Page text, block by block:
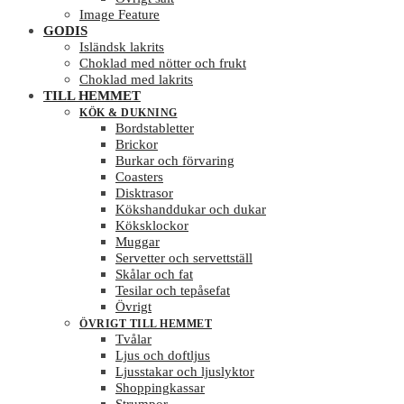
Image Feature
GODIS
Isländsk lakrits
Choklad med nötter och frukt
Choklad med lakrits
TILL HEMMET
KÖK & DUKNING
Bordstabletter
Brickor
Burkar och förvaring
Coasters
Disktrasor
Kökshanddukar och dukar
Köksklockor
Muggar
Servetter och servettställ
Skålar och fat
Tesilar och tepåsefat
Övrigt
ÖVRIGT TILL HEMMET
Tvålar
Ljus och doftljus
Ljusstakar och ljuslyktor
Shoppingkassar